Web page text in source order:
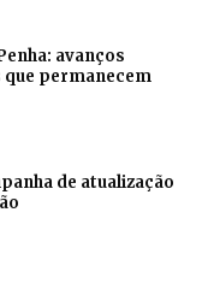
avanços
permanecem
de atualização